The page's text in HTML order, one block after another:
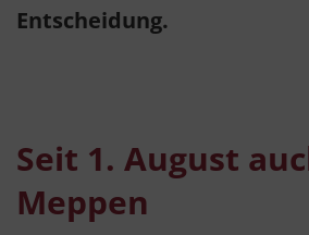
Entscheidung.
Seit 1. August
Meppen